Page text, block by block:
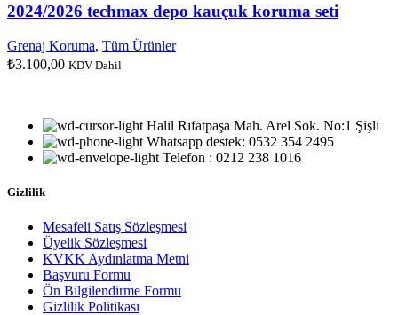
2024/2026 techmax depo kauçuk koruma seti
Grenaj Koruma, Tüm Ürünler
₺3.100,00 KDV Dahil
Halil Rıfatpaşa Mah. Arel Sok. No:1 Şişli
Whatsapp destek: 0532 354 2495
Telefon : 0212 238 1016
Gizlilik
Mesafeli Satış Sözleşmesi
Üyelik Sözleşmesi
KVKK Aydınlatma Metni
Başvuru Formu
Ön Bilgilendirme Formu
Gizlilik Politikası